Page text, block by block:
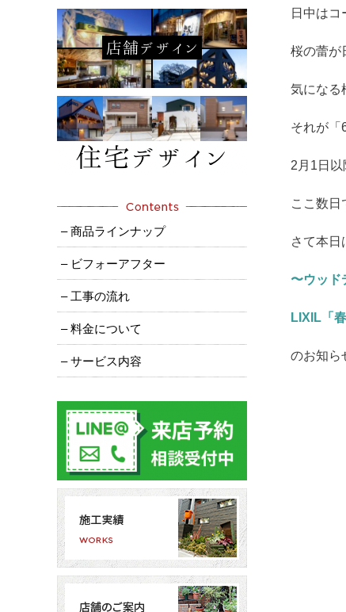
日中はコ
桜の蕾が
気になる
それが「
2月1日以
ここ数日
さて本日
〜ウッド
LIXIL「
のお知ら
– 商品ラインナップ
– ビフォーアフター
– 工事の流れ
– 料金について
– サービス内容